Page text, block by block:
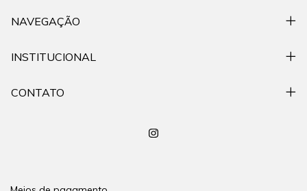
NAVEGAÇÃO
INSTITUCIONAL
CONTATO